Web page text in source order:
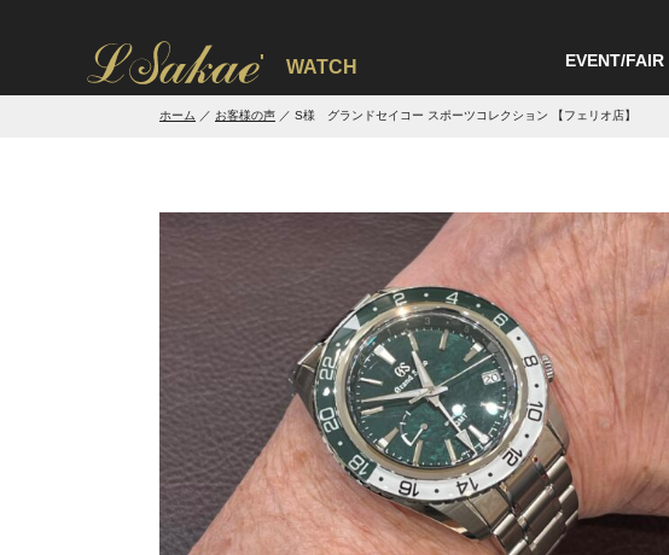
' WATCH
EVENT/FAIR
ホーム お客様の声 S様 グランドセイコー スポーツコレクション 【フェリオ店】